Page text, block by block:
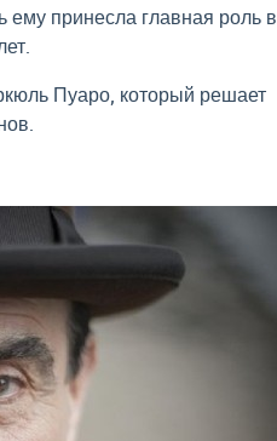
ему принесла главная роль в
Пуаро, который решает